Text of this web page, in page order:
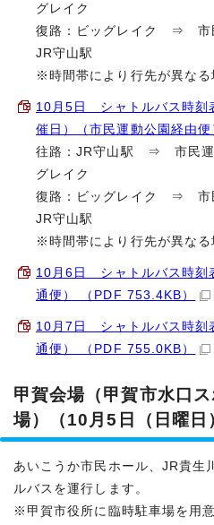
グレイク
復路：ビッグレイク ⇒
JR守山駅
※時間帯により行先が異なる
10月5日 シャトルバス時刻
催日）（市民運動公園経由
往路：JR守山駅 ⇒ 市民
グレイク
復路：ビッグレイク ⇒
JR守山駅
※時間帯により行先が異なる
10月6日 シャトルバス時刻
通便） （PDF 753.4KB）
10月7日 シャトルバス時刻
通便） （PDF 755.0KB）
甲賀会場（甲賀市水口
場）（10月5日（日曜日
あいこうか市民ホール、JR貴生
ルバスを運行します。
※甲賀市役所に臨時駐車場を用意